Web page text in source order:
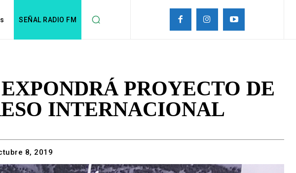
SEÑAL RADIO FM
PROYECTO DE
INTERNACIONAL
8, 2019